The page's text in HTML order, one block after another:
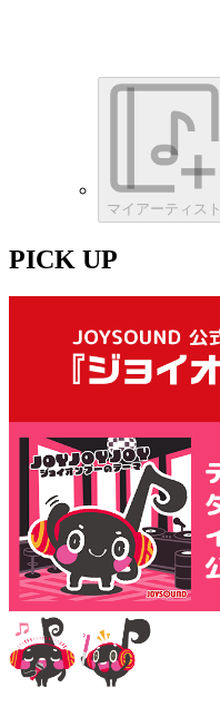
マイアーティスト
PICK UP